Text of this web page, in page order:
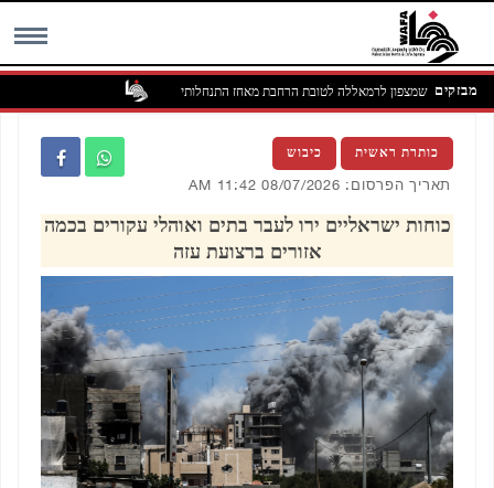
מבזקים
סינג'יל שמצפון לרמאללה לטובת הרחבת מאחז התנחלותי
כותרת ראשית כיבוש
תאריך הפרסום: 08/07/2026 11:42 AM
כוחות ישראליים ירו לעבר בתים ואוהלי עקורים בכמה
אזורים ברצועת עזה